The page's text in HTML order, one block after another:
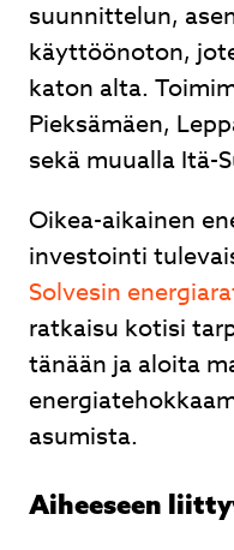
suunnittelun,
käyttöönoton,
katon alta.
Pieksämäen,
sekä muualla Itä-
Oikea-aikainen
investointi
Solvesin
ratkaisu kotisi
tänään ja aloita
asumista.
Aiheeseen